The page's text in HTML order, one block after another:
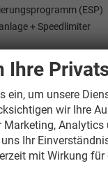
(ESP)
+ Speedlimiter
abblendbar
vorne
des
heizbar und
Ihre
ein, um unsere
wir Ihre
Marketing, Analytics
Ihr
mit Wirkung